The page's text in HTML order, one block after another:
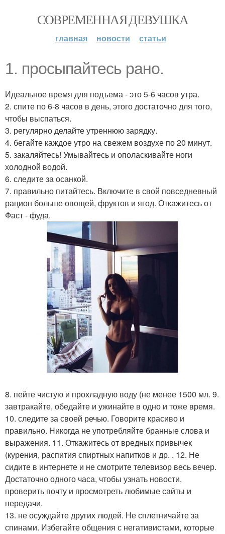
СОВРЕМЕННАЯ ДЕВУШКА
главная новости статьи
1. просыпайтесь рано.
Идеальное время для подъема - это 5-6 часов утра.
2. спите по 6-8 часов в день, этого достаточно для того,
чтобы выспаться.
3. регулярно делайте утреннюю зарядку.
4. бегайте каждое утро на свежем воздухе по 20 минут.
5. закаляйтесь! Умывайтесь и ополаскивайте ноги
холодной водой.
6. следите за осанкой.
7. правильно питайтесь. Включите в свой повседневный
рацион больше овощей, фруктов и ягод. Откажитесь от
Фаст - фуда.
8. пейте чистую и прохладную воду (не менее 1500 мл. 9.
завтракайте, обедайте и ужинайте в одно и тоже время.
10. следите за своей речью. Говорите красиво и
правильно. Никогда не употребляйте бранные слова и
выражения. 11. Откажитесь от вредных привычек
(курения, распития спиртных напитков и др. . 12. Не
сидите в интернете и не смотрите телевизор весь вечер.
Достаточно одного часа, чтобы узнать новости,
проверить почту и просмотреть любимые сайты и
передачи.
13. не осуждайте других людей. Не сплетничайте за
спинами. Избегайте общения с негативистами, которые